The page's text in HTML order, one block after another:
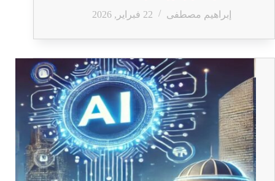
إبراهيم مصطفى
22 فبراير, 2026